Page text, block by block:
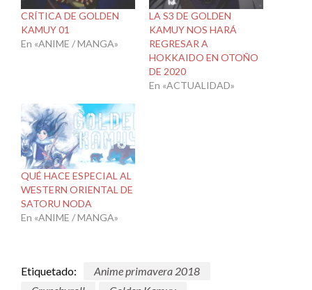
CRÍTICA DE GOLDEN
KAMUY 01
En «ANIME / MANGA»
LA S3 DE GOLDEN
KAMUY NOS HARÁ
REGRESAR A
HOKKAIDO EN OTOÑO
DE 2020
En «ACTUALIDAD»
QUÉ HACE ESPECIAL AL
WESTERN ORIENTAL DE
SATORU NODA
En «ANIME / MANGA»
Etiquetado:
Anime primavera 2018